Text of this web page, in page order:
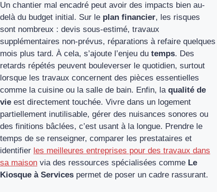
Un chantier mal encadré peut avoir des impacts bien au-
delà du budget initial. Sur le plan financier, les risques
sont nombreux : devis sous-estimé, travaux
supplémentaires non-prévus, réparations à refaire quelques
mois plus tard. À cela, s’ajoute l’enjeu du temps. Des
retards répétés peuvent bouleverser le quotidien, surtout
lorsque les travaux concernent des pièces essentielles
comme la cuisine ou la salle de bain. Enfin, la qualité de
vie est directement touchée. Vivre dans un logement
partiellement inutilisable, gérer des nuisances sonores ou
des finitions bâclées, c’est usant à la longue. Prendre le
temps de se renseigner, comparer les prestataires et
identifier les meilleures entreprises pour des travaux dans
sa maison via des ressources spécialisées comme Le
Kiosque à Services permet de poser un cadre rassurant.